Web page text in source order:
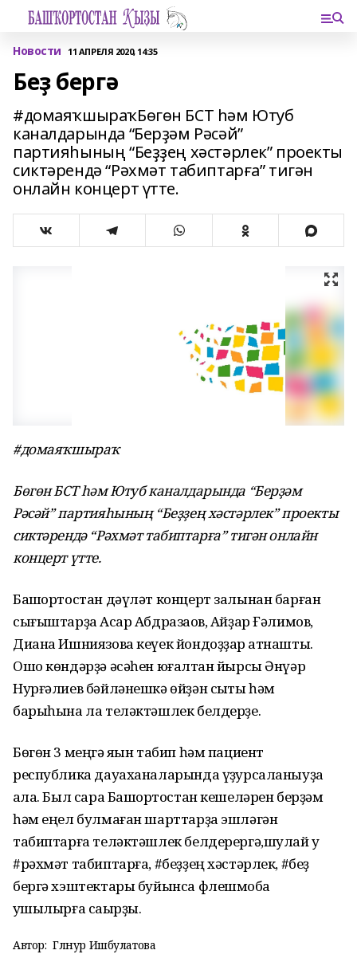
Новости 11 АПРЕЛЯ 2020, 14:35
Беҙ бергә
#домаяҡшыраҡБөгөн БСТ һәм Ютуб
каналдарында “Берҙәм Рәсәй”
партияһының “Беҙҙең хәстәрлек” проекты
сиктәрендә “Рәхмәт табиптарға” тигән
онлайн концерт үтте.
#домаяҡшыраҡ
Бөгөн БСТ һәм Ютуб каналдарында “Берҙәм
Рәсәй” партияһының “Беҙҙең хәстәрлек” проекты
сиктәрендә “Рәхмәт табиптарға” тигән онлайн
концерт үтте.
Башҡортостан дәүләт концерт залынан барған
сығыштарҙа Асҡар Абдразаҡов, Айҙар Ғәлимов,
Диана Ишниязова кеүек йондоҙҙар ҡатнашты.
Ошо көндәрҙә әсәһен юғалтҡан йырсы Әнүәр
Нурғәлиев бәйләнешкә өйҙән сыҡты һәм
барыһына ла теләктәшлек белдерҙе.
Бөгөн 3 меңгә яҡын табип һәм пациент
республика дауаханаларында үҙҡурсаланыуҙа
ҡала. Был сара Башҡортостан кешеләрен берҙәм
һәм еңел булмаған шарттарҙа эшләгән
табиптарға теләктәшлек белдерергә,шулай уҡ
#рәхмәт табиптарға, #беҙҙең хәстәрлек, #беҙ
бергә хэштектары буйынса флешмобҡа
ҡушылырға саҡырҙы.
Автор: Гөлнур Ишбулатова